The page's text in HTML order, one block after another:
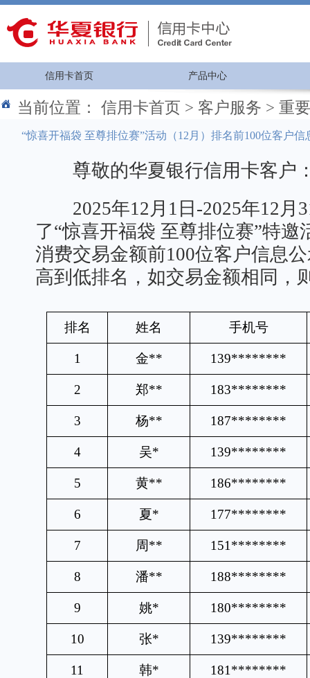
信用卡首页 产品中心
当前位置： 信用卡首页 > 客户服务 > 重
“惊喜开福袋 至尊排位赛”活动（12月）排名前100位客户信
尊敬的华夏银行信用卡客户
2025年12月1日-2025年12月
了“惊喜开福袋 至尊排位赛”特
消费交易金额前100位客户信息
高到低排名，如交易金额相同，
排名 姓名 手机号
1 金** 139********
2 郑** 183********
3 杨** 187********
4 吴* 139********
5 黄** 186********
6 夏* 177********
7 周** 151********
8 潘** 188********
9 姚* 180********
10 张* 139********
11 韩* 181********